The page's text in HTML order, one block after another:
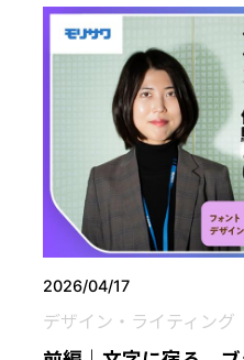
2026/04/17
デザイン・ライティング